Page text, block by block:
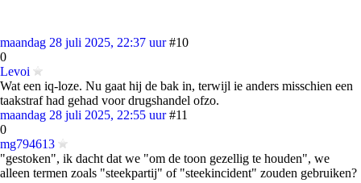
maandag 28 juli 2025, 22:37 uur #10
0
Levoi
Wat een iq-loze. Nu gaat hij de bak in, terwijl ie anders misschien een
taakstraf had gehad voor drugshandel ofzo.
maandag 28 juli 2025, 22:55 uur #11
0
mg794613
"gestoken", ik dacht dat we "om de toon gezellig te houden", we
alleen termen zoals "steekpartij" of "steekincident" zouden gebruiken?